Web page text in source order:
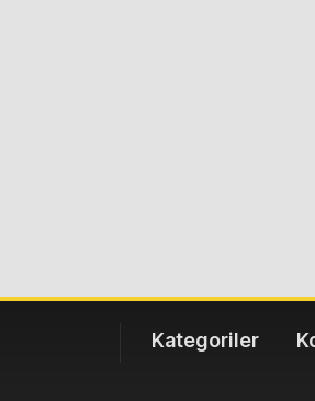
Kategoriler